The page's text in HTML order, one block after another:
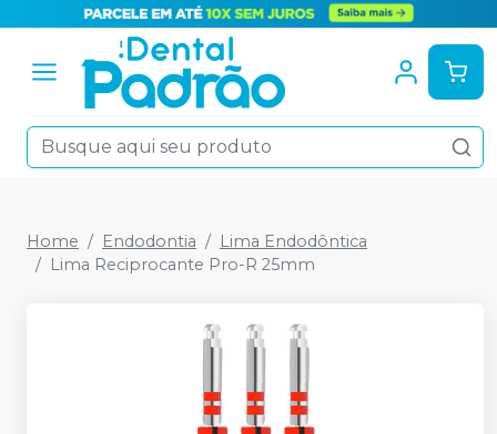
Home Endodontia
Lima Endodôntica
Lima Reciprocante Pro-R 25mm